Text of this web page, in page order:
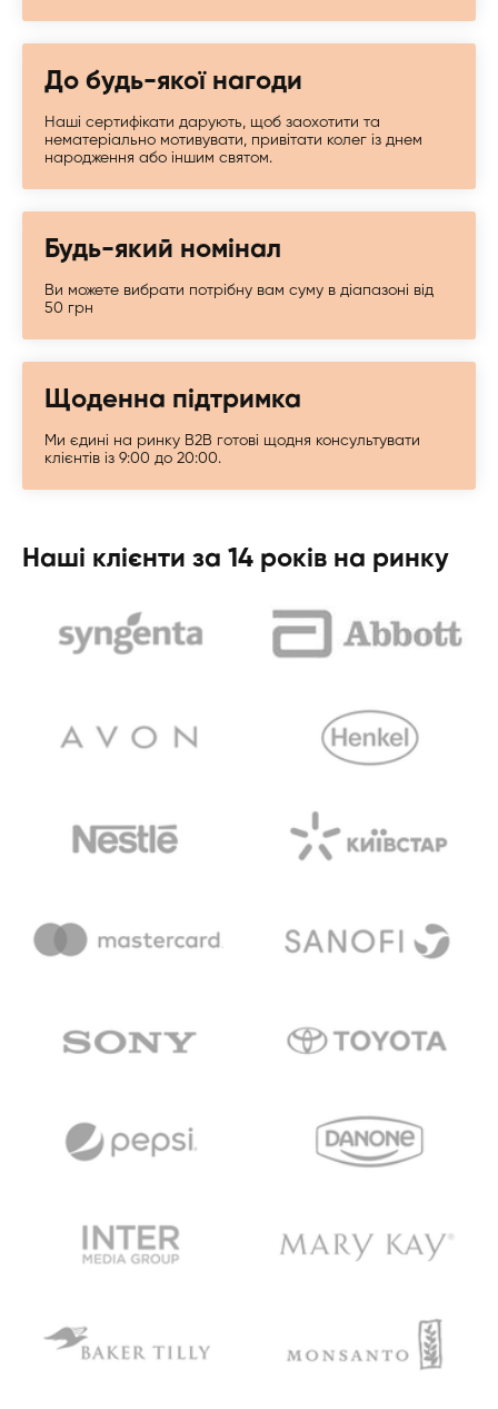
До будь-якої нагоди
Наші сертифікати дарують, щоб заохотити та
нематеріально мотивувати, привітати колег із днем ​​
народження або іншим святом.
Будь-який номінал
Ви можете вибрати потрібну вам суму в діапазоні від
50 грн
Щоденна підтримка
Ми єдині на ринку B2B готові щодня консультувати
клієнтів із 9:00 до 20:00.
Наші клієнти за 14 років на ринку